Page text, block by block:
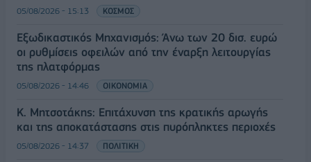
05/08/2026 - 15:13 ΚΟΣΜΟΣ
Εξωδικαστικός Μηχανισμός: Άνω των 20 δισ. ευρώ
οι ρυθμίσεις οφειλών από την έναρξη λειτουργίας
της πλατφόρμας
05/08/2026 - 14:46 ΟΙΚΟΝΟΜΙΑ
Κ. Μητσοτάκης: Επιτάχυνση της κρατικής αρωγής
και της αποκατάστασης στις πυρόπληκτες περιοχές
05/08/2026 - 14:37 ΠΟΛΙΤΙΚΗ